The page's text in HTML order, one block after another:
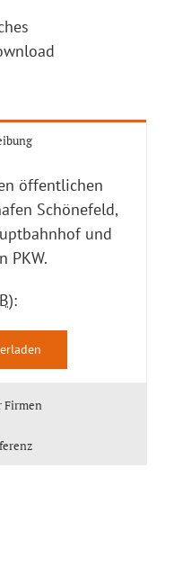
öffentlichen
Schönefeld,
und
PKW.
):